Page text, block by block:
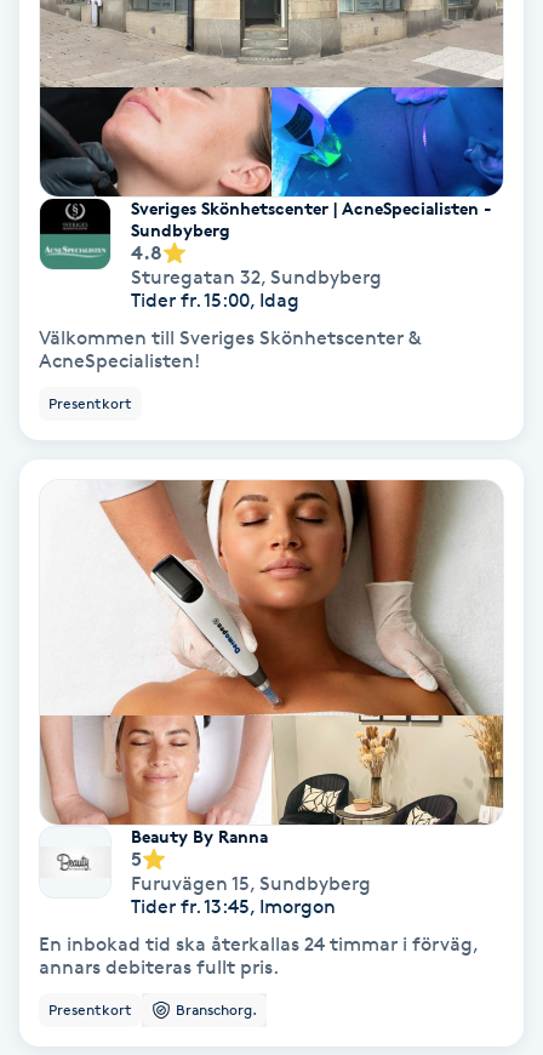
Färgning
Föning
Gel naglar
Gelenaglar
Gellack
Gellack med förstärkning
Gravidyoga
Gua Sha-massage
Hatha Yoga
Headspa
Healing
Herrklippning
HIFU
Sveriges Skönhetscenter | AcneSpecialisten -
Sundbyberg
4.8
Sturegatan 32, Sundbyberg
Tider fr. 15:00, Idag
Välkommen till Sveriges Skönhetscenter &
AcneSpecialisten!
Presentkort
Beauty By Ranna
5
Furuvägen 15, Sundbyberg
Tider fr. 13:45, Imorgon
En inbokad tid ska återkallas 24 timmar i förväg,
annars debiteras fullt pris.
Presentkort Branschorg.